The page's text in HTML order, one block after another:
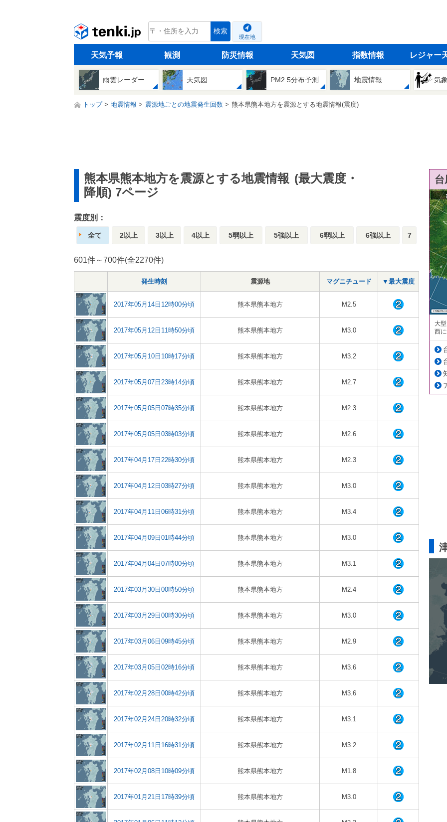
tenki.jp 検索
現在地
天気予報 観測 防災情報 天気図 指数情報 レジャー
雨雲レーダー 天気図 PM2.5分布予測 地震情報 気
トップ 地震情報 震源地ごとの地震発生回数 熊本県熊本地方を震源とする地震情報(震度)
熊本県熊本地方を震源とする地震情報 (最大震度・
降順) 7ページ
震度別：
全て 2以上 3以上 4以上 5弱以上 5強以上 6弱以上 6強以上 7
601件～700件(全2270件)
発生時刻 震源地 マグニチュード ▼最大震度
2017年05月14日12時00分頃 熊本県熊本地方 M2.5
2017年05月12日11時50分頃 熊本県熊本地方 M3.0
2017年05月10日10時17分頃 熊本県熊本地方 M3.2
2017年05月07日23時14分頃 熊本県熊本地方 M2.7
2017年05月05日07時35分頃 熊本県熊本地方 M2.3
2017年05月05日03時03分頃 熊本県熊本地方 M2.6
2017年04月17日22時30分頃 熊本県熊本地方 M2.3
2017年04月12日03時27分頃 熊本県熊本地方 M3.0
2017年04月11日06時31分頃 熊本県熊本地方 M3.4
2017年04月09日01時44分頃 熊本県熊本地方 M3.0
2017年04月04日07時00分頃 熊本県熊本地方 M3.1
2017年03月30日00時50分頃 熊本県熊本地方 M2.4
2017年03月29日00時30分頃 熊本県熊本地方 M3.0
2017年03月06日09時45分頃 熊本県熊本地方 M2.9
2017年03月05日02時16分頃 熊本県熊本地方 M3.6
2017年02月28日00時42分頃 熊本県熊本地方 M3.6
2017年02月24日20時32分頃 熊本県熊本地方 M3.1
2017年02月11日16時31分頃 熊本県熊本地方 M3.2
2017年02月08日10時09分頃 熊本県熊本地方 M1.8
2017年01月21日17時39分頃 熊本県熊本地方 M3.0
大
西